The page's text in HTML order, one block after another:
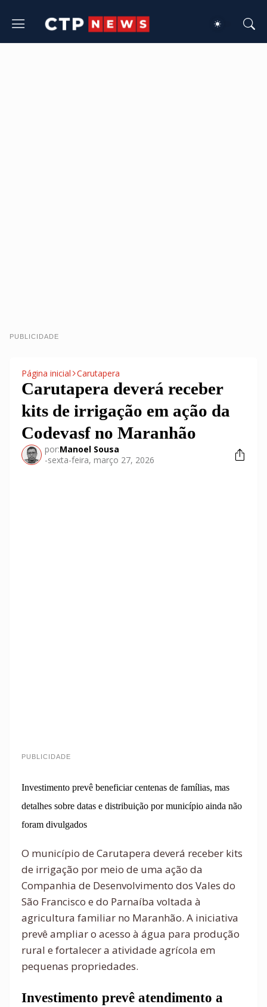
PUBLICIDADE
Página inicial Carutapera
Carutapera deverá receber
kits de irrigação em ação da
Codevasf no Maranhão
por:Manoel Sousa
-sexta-feira, março 27, 2026
PUBLICIDADE
Investimento prevê beneficiar centenas de famílias, mas
detalhes sobre datas e distribuição por município ainda não
foram divulgados
O município de Carutapera deverá receber kits
de irrigação por meio de uma ação da
Companhia de Desenvolvimento dos Vales do
São Francisco e do Parnaíba voltada à
agricultura familiar no Maranhão. A iniciativa
prevê ampliar o acesso à água para produção
rural e fortalecer a atividade agrícola em
pequenas propriedades.
Investimento prevê atendimento a